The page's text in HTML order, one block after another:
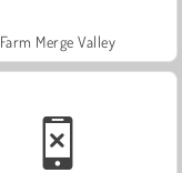
Farm Merge Valley